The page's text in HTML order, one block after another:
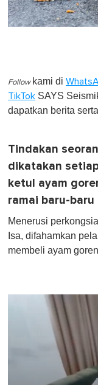
Follow kami di
TikTok SAYS
dapatkan berita
Tindakan
dikatakan
ketul ayam
ramai baru-baru
Menerusi
Isa, difahamkan
membeli ayam